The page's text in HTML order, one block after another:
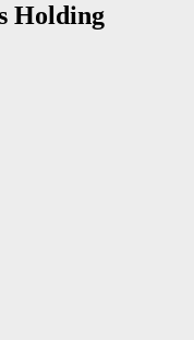
Holding